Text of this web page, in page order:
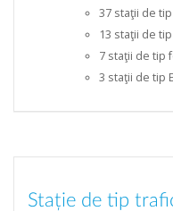
37 staţii de
13 staţii de
7 staţii de tip
3 staţii de tip
Stație de tip